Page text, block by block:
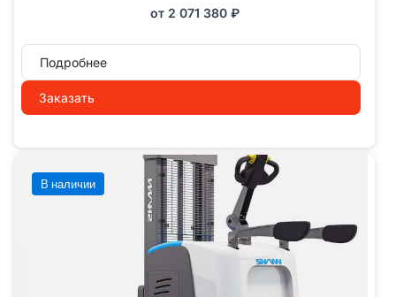
от 2 071 380 ₽
Подробнее
Заказать
В наличии